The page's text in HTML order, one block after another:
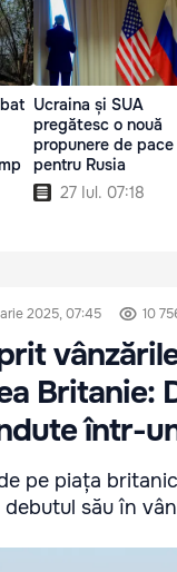
Ucraina și SUA
pregătesc o nouă
propunere de pace
pentru Rusia
27 Iul. 07:18
2025, 07:45 10
Britanie:
într-
pe piața
său în